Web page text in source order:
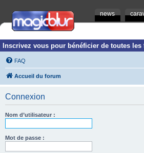
news
Inscrivez vous pour bénéficier de toutes
FAQ
Accueil du forum
Connexion
Nom d’utilisateur :
Mot de passe :